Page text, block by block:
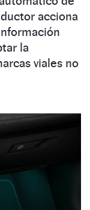
acciona
la
viales no